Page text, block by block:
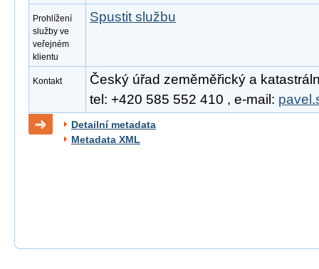
Prohlížení
služby ve
veřejném
klientu
Spustit službu
Kontakt
Český úřad zeměměřický a
tel: +420 585 552 410 , e-mail:
Detailní metadata
Metadata XML